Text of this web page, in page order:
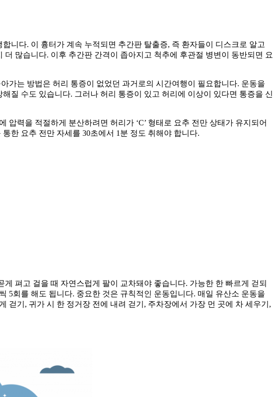
니다. 이 흉터가 계속 누적되면 추간판 탈출증, 즉 환자들이 디스크로 알고
많습니다. 이후 추간판 간격이 좁아지고 척추에 후관절 병변이 동반되면 요
가는 방법은 허리 통증이 없었던 과거로의 시간여행이 필요합니다. 운동을
질 수도 있습니다. 그러나 허리 통증이 있고 허리에 이상이 있다면 통증을 신
력을 적절하게 분산하려면 허리가 ‘C’ 형태로 요추 전만 상태가 유지되어
한 요추 전만 자세를 30초에서 1분 정도 취해야 합니다.
펴고 걸을 때 자연스럽게 팔이 교차돼야 좋습니다. 가능한 한 빠르게 걷되
5회를 해도 됩니다. 중요한 것은 규칙적인 운동입니다. 매일 유산소 운동을
걷기, 귀가 시 한 정거장 전에 내려 걷기, 주차장에서 가장 먼 곳에 차 세우기,